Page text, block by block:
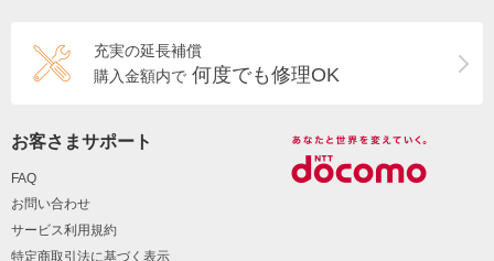
充実の延長補償
購入金額内で 何度でも修理OK
お客さまサポート
FAQ
お問い合わせ
サービス利用規約
特定商取引法に基づく表示